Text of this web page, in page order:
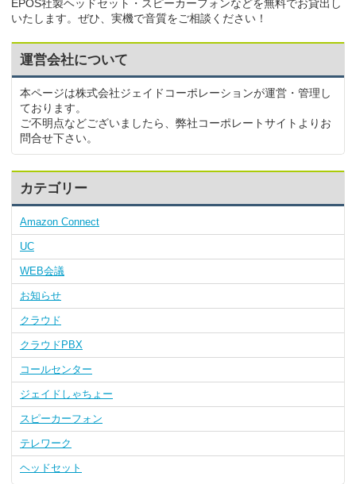
EPOS社製ヘッドセット・スピーカーフォンなどを無料でお貸出し
いたします。ぜひ、実機で音質をご相談ください！
運営会社について
本ページは株式会社ジェイドコーポレーションが運営・管理し
ております。
ご不明点などございましたら、弊社コーポレートサイトよりお
問合せ下さい。
カテゴリー
Amazon Connect
UC
WEB会議
お知らせ
クラウド
クラウドPBX
コールセンター
ジェイドしゃちょー
スピーカーフォン
テレワーク
ヘッドセット